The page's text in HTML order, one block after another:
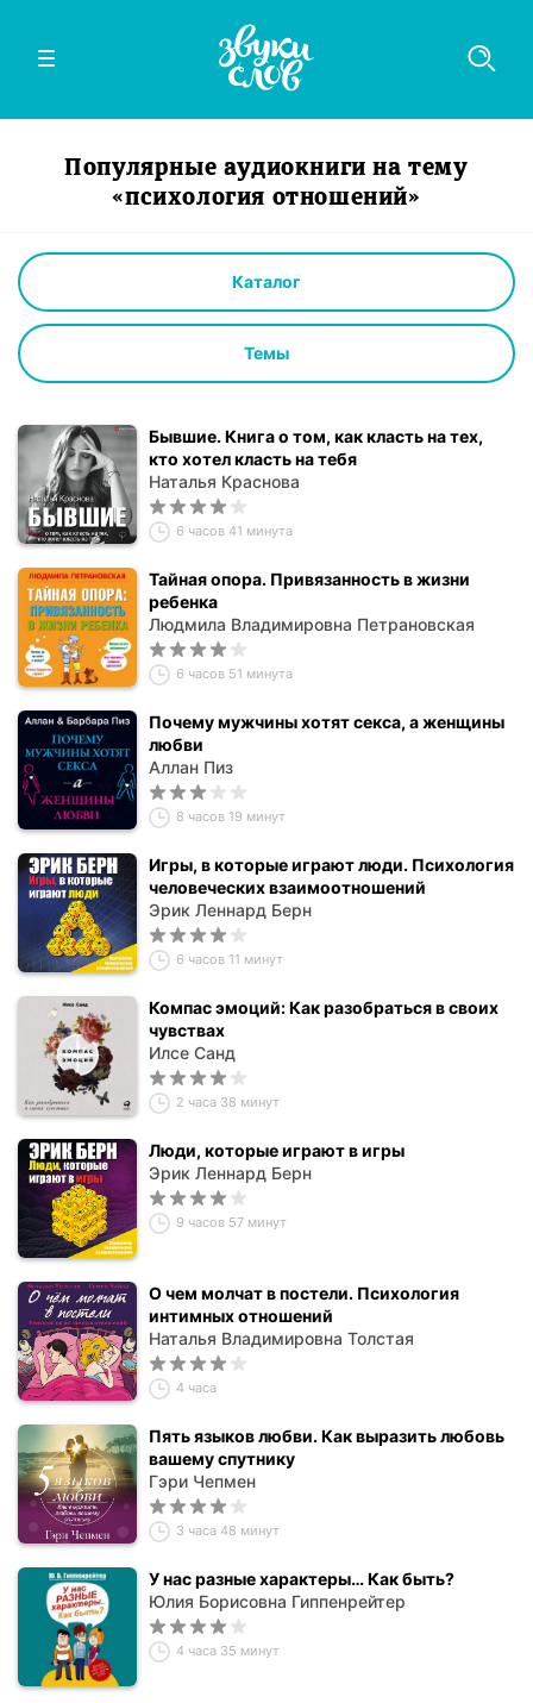
Популярные аудиокниги на тему
«психология отношений»
Каталог
Темы
Бывшие. Книга о том, как класть на тех,
кто хотел класть на тебя
Наталья Краснова
6 часов 41 минута
Тайная опора. Привязанность в жизни
ребенка
Людмила Владимировна Петрановская
6 часов 51 минута
Почему мужчины хотят секса, а женщины
любви
Аллан Пиз
8 часов 19 минут
Игры, в которые играют люди. Психология
человеческих взаимоотношений
Эрик Леннард Берн
6 часов 11 минут
Компас эмоций: Как разобраться в своих
чувствах
Илсе Санд
2 часа 38 минут
Люди, которые играют в игры
Эрик Леннард Берн
9 часов 57 минут
О чем молчат в постели. Психология
интимных отношений
Наталья Владимировна Толстая
4 часа
Пять языков любви. Как выразить любовь
вашему спутнику
Гэри Чепмен
3 часа 48 минут
У нас разные характеры… Как быть?
Юлия Борисовна Гиппенрейтер
4 часа 35 минут